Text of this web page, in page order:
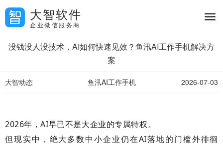
大智软件
企业微信服务商
没钱没人没技术，AI如何快速见效？鱼汛AI工作手机解决方
案
大智动态 鱼汛AI工作手机 2026-07-03
2026年，AI早已不是大企业的专属特权。
但现实中，绝大多数中小企业仍在AI落地的门槛外徘徊